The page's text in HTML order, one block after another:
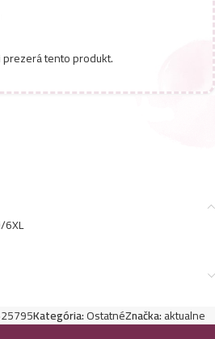
tento produkt.
6XL
Kategória:OstatnéZnačka:aktualne